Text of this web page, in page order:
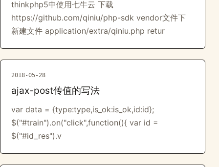
thinkphp5中使用七牛云 下载
https://github.com/qiniu/php-sdk vendor文件下
新建文件 application/extra/qiniu.php retur
2018-05-28
ajax-post传值的写法
var data = {type:type,is_ok:is_ok,id:id};
$("#train").on("click",function(){ var id =
$("#id_res").v